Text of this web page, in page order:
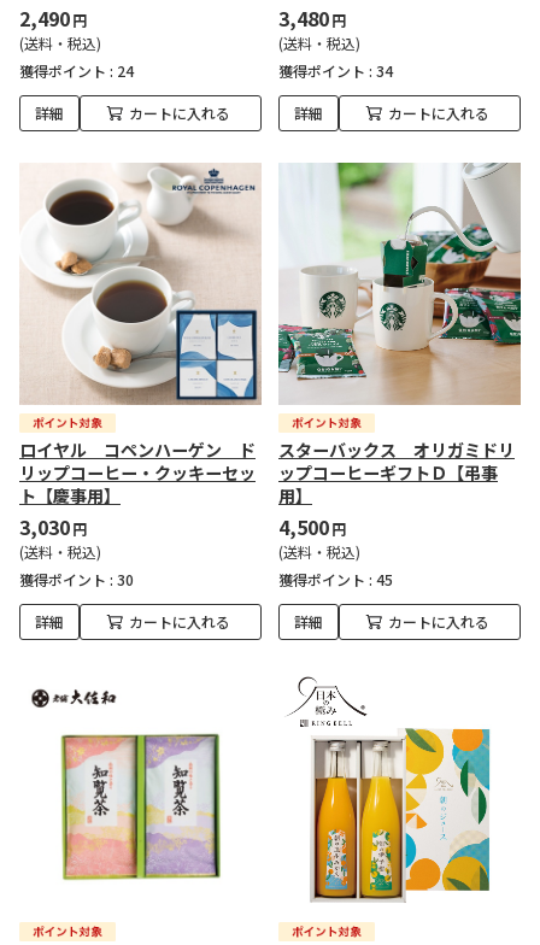
2,490円
(送料・税込)
獲得ポイント : 24
詳細 カートに入れる
3,480円
(送料・税込)
獲得ポイント : 34
詳細 カートに入れる
ロイヤル コペンハーゲン ド
リップコーヒー・クッキーセッ
ト【慶事用】
3,030円
(送料・税込)
獲得ポイント : 30
詳細 カートに入れる
スターバックス オリガミドリ
ップコーヒーギフトＤ【弔事
用】
4,500円
(送料・税込)
獲得ポイント : 45
詳細 カートに入れる